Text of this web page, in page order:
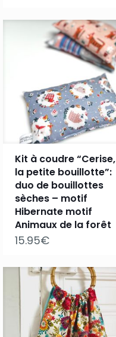
Kit à coudre “Cerise,
la petite bouillotte”:
duo de bouillottes
sèches – motif
Hibernate motif
Animaux de la forêt
15.95€